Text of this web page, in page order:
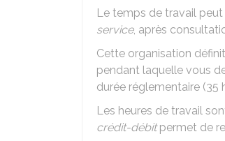
Le temps de travail peut
service, après
Cette organisation
pendant laquelle vous
durée réglementaire (35
Les heures de travail
crédit-débitpermet de